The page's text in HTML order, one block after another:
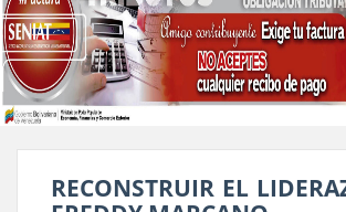
RECONSTRUIR EL